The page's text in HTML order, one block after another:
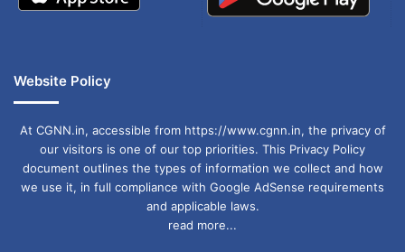
2 kW सिस्टम: ₹90,000 सब्सिडी
इनसे हर महीने 120–360 यूनिट तक बिजली मुफ्त मिल
सकती है।
साथ ही 25 साल वारंटी और 5 साल फ्री सर्विस भी दी जा
Website Policy
At CGNN.in, accessible from https://www.cgnn.in, the privacy of
our visitors is one of our top priorities. This Privacy Policy
document outlines the types of information we collect and how
we use it, in full compliance with Google AdSense requirements
and applicable laws.
read more...